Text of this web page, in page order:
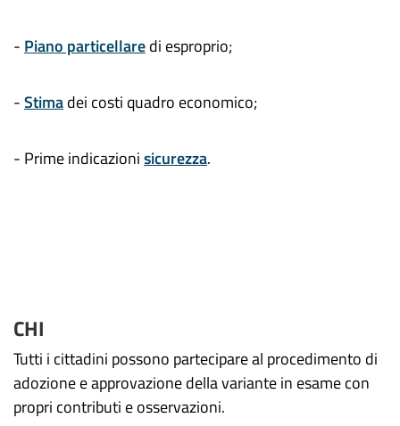
- Piano particellaredi esproprio;
-Stimadei costi quadro economico;
- Prime indicazionisicurezza.
CHI
Tutti i cittadini possono partecipare al procedimento di
adozione e approvazione della variante in esame con
propri contributi e osservazioni.